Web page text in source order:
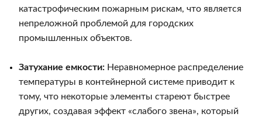
катастрофическим пожарным рискам, что является
непреложной проблемой для городских
промышленных объектов.
Затухание емкости: Неравномерное распределение
температуры в контейнерной системе приводит к
тому, что некоторые элементы стареют быстрее
других, создавая эффект «слабого звена», который